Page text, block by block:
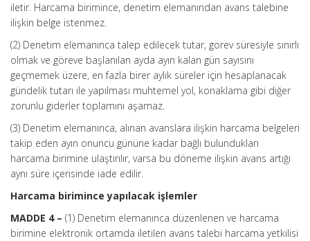
iletir. Harcama birimince, denetim elemanından avans talebine
ilişkin belge istenmez.
(2) Denetim elemanınca talep edilecek tutar, görev süresiyle sınırlı
olmak ve göreve başlanılan ayda ayın kalan gün sayısını
geçmemek üzere, en fazla birer aylık süreler için hesaplanacak
gündelik tutarı ile yapılması muhtemel yol, konaklama gibi diğer
zorunlu giderler toplamını aşamaz.
(3) Denetim elemanınca, alınan avanslara ilişkin harcama belgeleri
takip eden ayın onuncu gününe kadar bağlı bulundukları
harcama birimine ulaştırılır, varsa bu döneme ilişkin avans artığı
aynı süre içerisinde iade edilir.
Harcama birimince yapılacak işlemler
MADDE 4 – (1) Denetim elemanınca düzenlenen ve harcama
birimine elektronik ortamda iletilen avans talebi harcama yetkilisi